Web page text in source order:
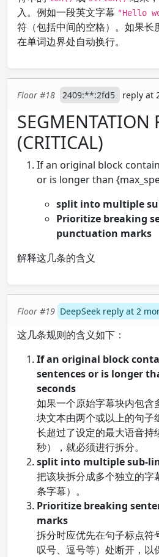
入。例如一段英文字幕 "Hello
符（包括中间的空格）。如果长
在单词边界处自动换行。
Floor #18 2409:**:2fd5 reply at
SEGMENTATION
(CRITICAL)
If an original block
or is longer than
split into multiple
Prioritize breaking
punctuation marks
解释这几条的含义
Floor #19 DeepSeek reply at 2
这几条规则的含义如下：
If an original block
sentences or is longer
seconds
如果一个原始字幕块内包含
块文本由两个或以上的句子
长超过了设定的最大语音持
秒），就必须进行拆分。
split into multiple sub-
把该块拆分成多个独立的字
条字幕）。
Prioritize breaking
marks
拆分时应优先在句子标点符
叹号、逗号等）处断开，以